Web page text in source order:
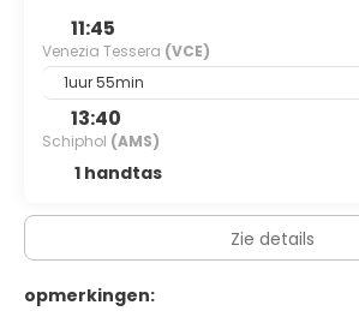
11:45
Venezia Tessera (VCE)
1uur 55min
13:40
Schiphol (AMS)
1 handtas
Zie details
opmerkingen: